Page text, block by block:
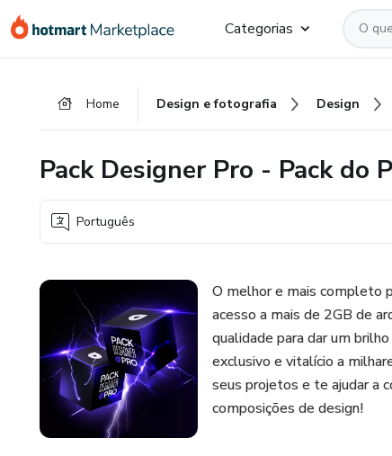
para
para
para
Categorias
Home Design e fotografia Design
Pack Designer Pro - Pack do
Português
O melhor e mais completo
acesso a mais de 2GB de
qualidade para dar um
exclusivo e vitalício a
seus projetos e te ajudar a
composições de design!